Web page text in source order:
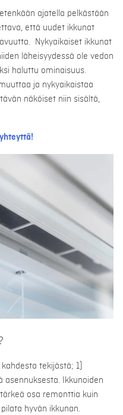
ajatella pelkästään
että uudet ikkunat
Nykyaikaiset ikkunat
läheisyydessä ole vedon
haluttu ominaisuus.
ja nykyaikaistaa
näköiset niin sisältä,
tekijästä; 1)
Ikkunoiden
osa remonttia kuin
hyvän ikkunan.